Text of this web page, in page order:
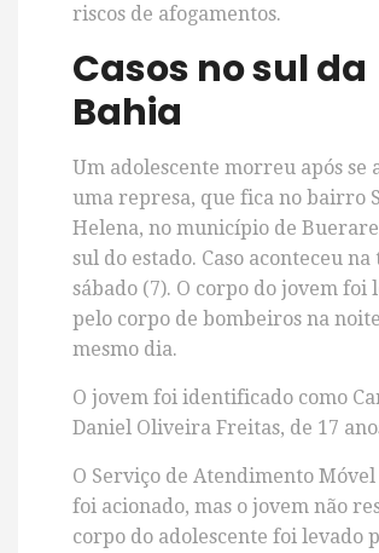
riscos de afogamentos.
Casos no sul da
Bahia
Um adolescente morreu após se
uma represa, que fica no bairro
Helena, no município de
sul do estado. Caso aconteceu
sábado (7). O corpo do jovem foi
pelo corpo de bombeiros na
mesmo dia.
O jovem foi identificado como
Daniel Oliveira Freitas, de 17
O Serviço de Atendimento
foi acionado, mas o jovem não
corpo do adolescente foi levado